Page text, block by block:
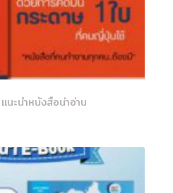
นะนำหนังสือน่าอ่าน